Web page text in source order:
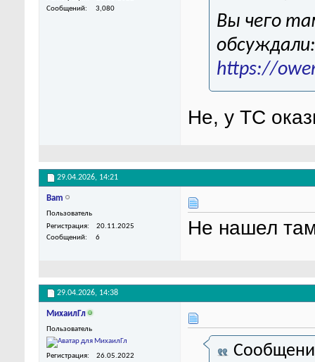
Сообщений
3,080
Вы чего
обсуждали:
https://
Не, у ТС
29.04.2026, 14:21
Bam
Пользователь
Регистрация
20.11.2025
Сообщений
6 Не нашел
29.04.2026, 14:38
МихаилГл
Пользователь
Регистрация
26.05.2022